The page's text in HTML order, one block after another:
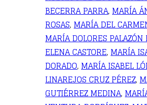
BECERRA PARRA, MARÍA
ROSAS, MARÍA DEL
MARÍA DOLORES PALAZÓN
ELENA CASTORE, MARÍA
DORADO, MARÍA ISABEL
LINAREJOS CRUZ PÉREZ,
GUTIÉRREZ MEDINA,